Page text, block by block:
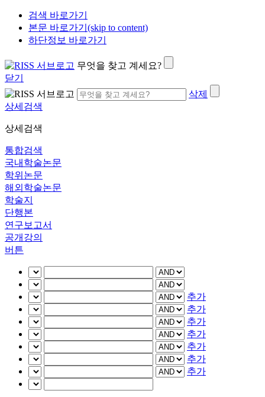
검색 바로가기
본문 바로가기(skip to content)
하단정보 바로가기
무엇을 찾고 계세요?
닫기
삭제
상세검색
상세검색
통합검색
국내학술논문
학위논문
해외학술논문
학술지
단행본
연구보고서
공개강의
버튼
추가
추가
추가
추가
추가
추가
추가